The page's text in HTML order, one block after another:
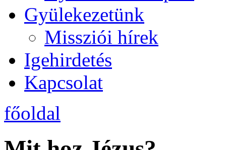
Gyülekezetünk
Missziói hírek
Igehirdetés
Kapcsolat
főoldal